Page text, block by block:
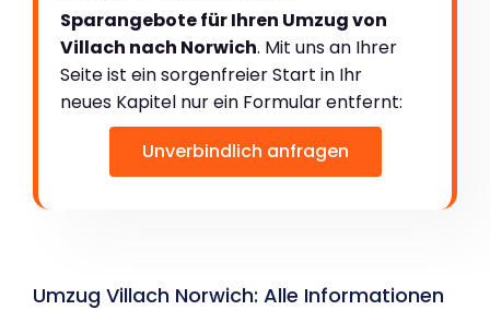
Sparangebote für Ihren Umzug von
Villach nach Norwich. Mit uns an Ihrer
Seite ist ein sorgenfreier Start in Ihr
neues Kapitel nur ein Formular entfernt:
Unverbindlich anfragen
Umzug Villach Norwich: Alle Informationen